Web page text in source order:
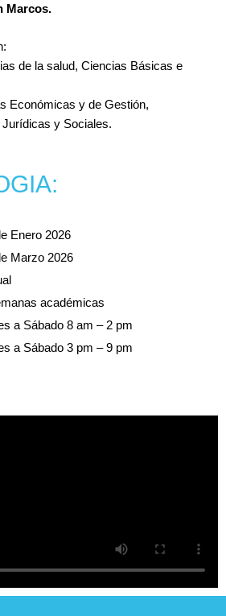
Marcos.
de la salud, Ciencias Básicas e
Económicas y de Gestión,
y Sociales.
Enero 2026
Marzo 2026
académicas
a Sábado 8 am – 2 pm
a Sábado 3 pm – 9 pm